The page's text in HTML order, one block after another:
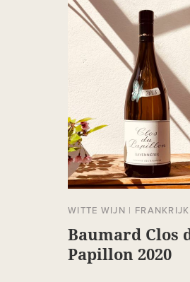
WITTE WIJN | FRANKRIJK
Baumard Clos
Papillon 2020